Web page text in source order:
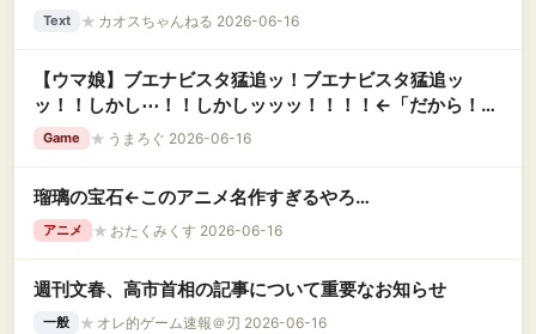
Text ★ カオスちゃんねる 2026-06-16
【ウマ娘】ブエナビスタ猛追ッ！ブエナビスタ猛追ッ
ッ！！しかし⋯！！しかしッッッ！！！！←「だから！！
なんだよ！！」
Game ★ うまろぐ 2026-06-16
瑠璃の宝石←このアニメ名作すぎるやろ…
アニメ ★ おたくみくす 2026-06-16
週刊文春、高市首相の記事について重要なお知らせ
一般 ★ オレ的ゲーム速報＠刃 2026-06-16